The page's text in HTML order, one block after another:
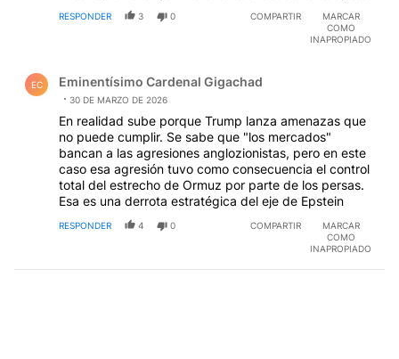
RESPONDER 3 0 COMPARTIR
MARCAR
COMO
INAPROPIADO
EC Eminentísimo Cardenal Gigachad
30 DE MARZO DE 2026
En realidad sube porque Trump lanza amenazas que
no puede cumplir. Se sabe que "los mercados"
bancan a las agresiones anglozionistas, pero en este
caso esa agresión tuvo como consecuencia el control
total del estrecho de Ormuz por parte de los persas.
Esa es una derrota estratégica del eje de Epstein
RESPONDER 4 0 COMPARTIR
MARCAR
COMO
INAPROPIADO